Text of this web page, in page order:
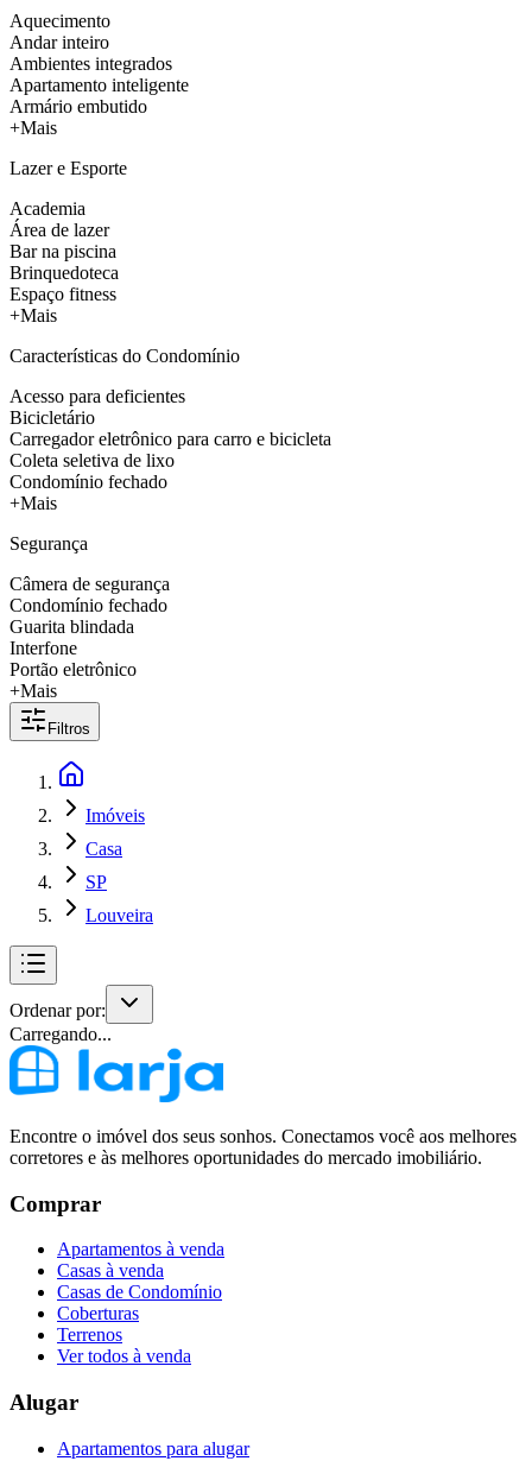
Aquecimento
Andar inteiro
Ambientes integrados
Apartamento inteligente
Armário embutido
+Mais
Lazer e Esporte
Academia
Área de lazer
Bar na piscina
Brinquedoteca
Espaço fitness
+Mais
Características do Condomínio
Acesso para deficientes
Bicicletário
Carregador eletrônico para carro e bicicleta
Coleta seletiva de lixo
Condomínio fechado
+Mais
Segurança
Câmera de segurança
Condomínio fechado
Guarita blindada
Interfone
Portão eletrônico
+Mais
Filtros
Imóveis
Casa
SP
Louveira
Ordenar por:
Carregando...
Encontre o imóvel dos seus sonhos. Conectamos você aos melhores
corretores e às melhores oportunidades do mercado imobiliário.
Comprar
Apartamentos à venda
Casas à venda
Casas de Condomínio
Coberturas
Terrenos
Ver todos à venda
Alugar
Apartamentos para alugar